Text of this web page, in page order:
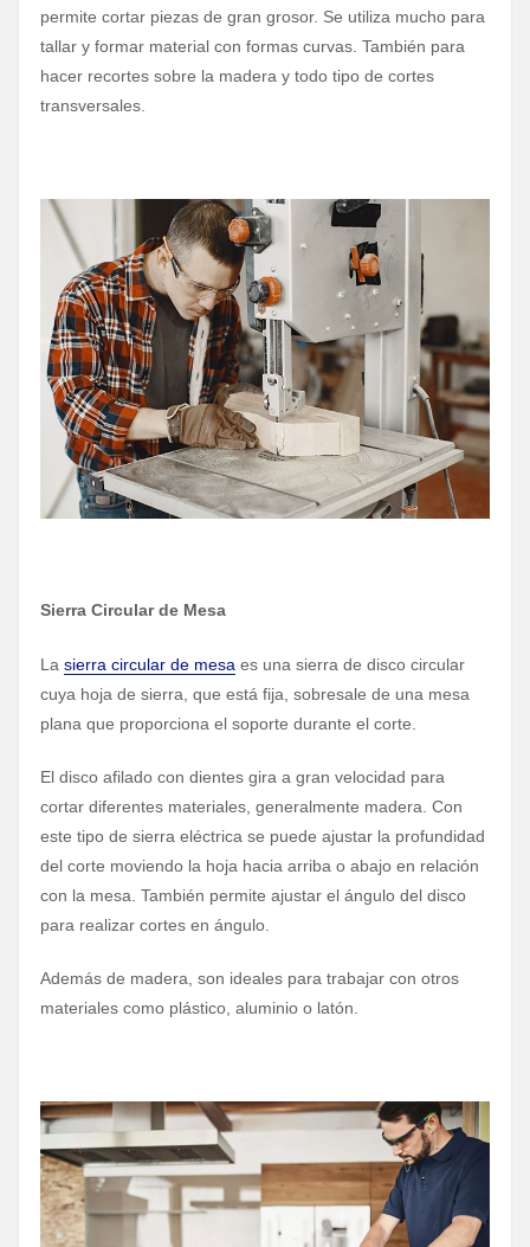
permite cortar piezas de gran grosor. Se utiliza mucho para
tallar y formar material con formas curvas. También para
hacer recortes sobre la madera y todo tipo de cortes
transversales.
Sierra Circular de Mesa
La sierra circular de mesa es una sierra de disco circular
cuya hoja de sierra, que está fija, sobresale de una mesa
plana que proporciona el soporte durante el corte.
El disco afilado con dientes gira a gran velocidad para
cortar diferentes materiales, generalmente madera. Con
este tipo de sierra eléctrica se puede ajustar la profundidad
del corte moviendo la hoja hacia arriba o abajo en relación
con la mesa. También permite ajustar el ángulo del disco
para realizar cortes en ángulo.
Además de madera, son ideales para trabajar con otros
materiales como plástico, aluminio o latón.